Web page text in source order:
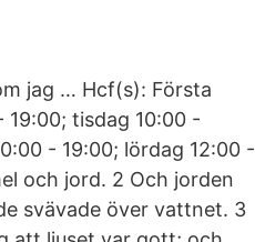
jag … Hcf(s): Första
tisdag 10:00 -
- 19:00; lördag 12:00 -
och jord. 2 Och jorden
svävade över vattnet. 3